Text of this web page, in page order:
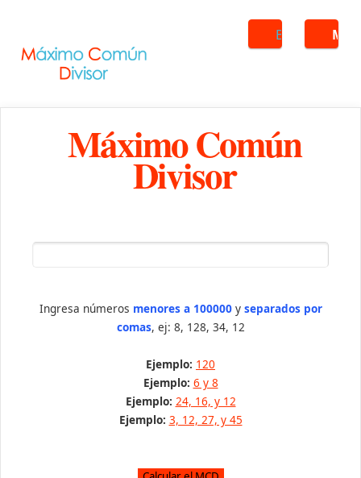
Buscar
Máximo Común
Divisor
Ingresa números menores a 100000y separados por
comas, ej: 8, 128, 34, 12
Ejemplo: 120
Ejemplo: 6 y 8
Ejemplo: 24, 16, y 12
Ejemplo: 3, 12, 27, y 45